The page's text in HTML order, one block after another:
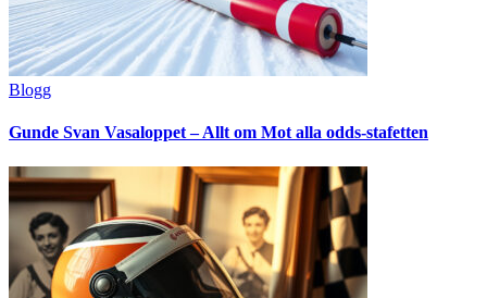
Blogg
Gunde Svan Vasaloppet – Allt om Mot alla odds-stafetten